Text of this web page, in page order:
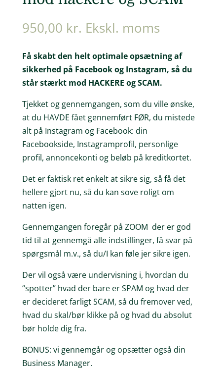
950,00 kr. Ekskl. moms
Få skabt den helt optimale opsætning af
sikkerhed på Facebook og Instagram, så du
står stærkt mod HACKERE og SCAM.
Tjekket og gennemgangen, som du ville ønske,
at du HAVDE fået gennemført FØR, du mistede
alt på Instagram og Facebook: din
Facebookside, Instagramprofil, personlige
profil, annoncekonti og beløb på kreditkortet.
Det er faktisk ret enkelt at sikre sig, så få det
hellere gjort nu, så du kan sove roligt om
natten igen.
Gennemgangen foregår på ZOOM der er god
tid til at gennemgå alle indstillinger, få svar på
spørgsmål m.v., så du/I kan føle jer sikre igen.
Der vil også være undervisning i, hvordan du
“spotter” hvad der bare er SPAM og hvad der
er decideret farligt SCAM, så du fremover ved,
hvad du skal/bør klikke på og hvad du absolut
bør holde dig fra.
BONUS: vi gennemgår og opsætter også din
Business Manager.